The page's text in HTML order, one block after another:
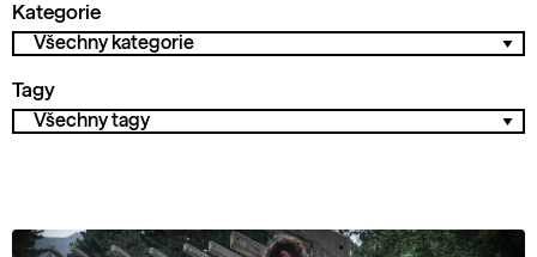
Kategorie
Tagy